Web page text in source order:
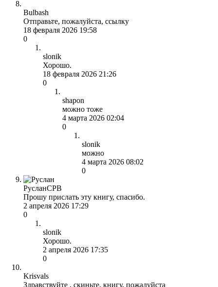
Bulbash
Отправьте, пожалуйста, ссылку
18 февраля 2026 19:58
0
slonik
Хорошо.
18 февраля 2026 21:26
0
shapon
можно тоже
4 марта 2026 02:04
0
slonik
можно
4 марта 2026 08:02
0
РусланСРВ
Прошу прислать эту книгу, спасибо.
2 апреля 2026 17:29
0
slonik
Хорошо.
2 апреля 2026 17:35
0
Krisvals
Здравствуйте , скиньте, книгу, пожалуйста